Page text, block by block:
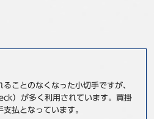
事例
ことのなくなった小切手ですが、
）が多く利用されています。買掛
払となっています。